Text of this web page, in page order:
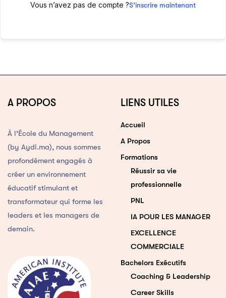
Vous n’avez pas de compte ?S’inscrire maintenant
A PROPOS
À l’École du Management
(by Aydi.ma), nous sommes
profondément engagés à
créer un environnement
éducatif stimulant et
transformateur qui forme les
leaders et les managers de
demain.
LIENS UTILES
Accueil
A Propos
Formations
Réussir sa vie
professionnelle
PNL
IA POUR LES MANAGER
EXCELLENCE
COMMERCIALE
Bachelors Exécutifs
Coaching & Leadership
Career Skills